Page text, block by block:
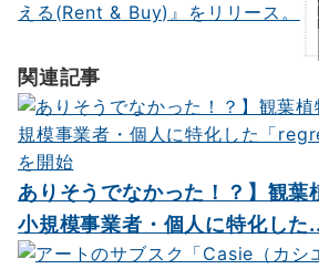
シ
ン
える(Rent & Buy)』をリリース。
関連記事
ありそうでなかった！？】観葉
小規模事業者・個人に特化した